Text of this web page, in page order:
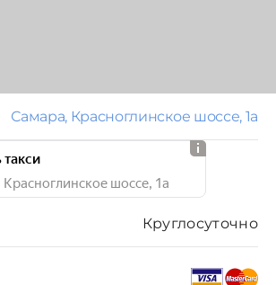
Круглосуточно
Самара, Красноглинское шоссе, 1а
шоссе, 1а